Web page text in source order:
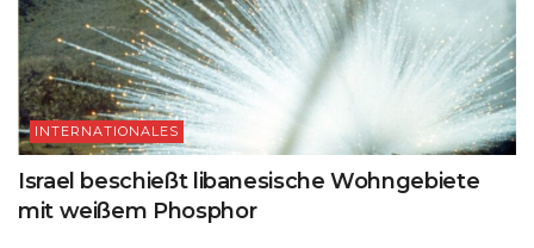
INTERNATIONALES
Israel beschießt libanesische Wohngebiete
mit weißem Phosphor